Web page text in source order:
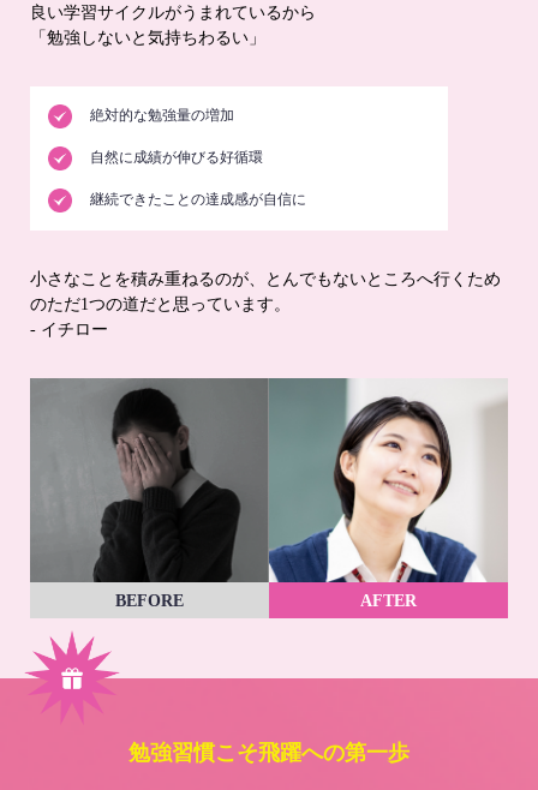
良い学習サイクルがうまれているから
「勉強しないと気持ちわるい」
絶対的な勉強量の増加
自然に成績が伸びる好循環
継続できたことの達成感が自信に
小さなことを積み重ねるのが、とんでもないところへ行くため
のただ1つの道だと思っています。
- イチロー
BEFORE AFTER
勉強習慣こそ飛躍への第一歩